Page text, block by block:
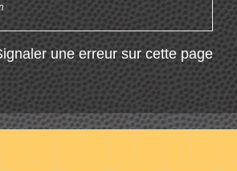
une erreur sur cette page